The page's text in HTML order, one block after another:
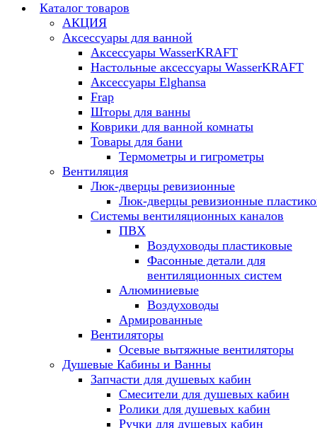
Каталог товаров
АКЦИЯ
Аксессуары для ванной
Аксессуары WasserKRAFT
Настольные аксессуары WasserKRAFT
Аксессуары Elghansa
Frap
Шторы для ванны
Коврики для ванной комнаты
Товары для бани
Термометры и гигрометры
Вентиляция
Люк-дверцы ревизионные
Люк-дверцы ревизионные
Системы вентиляционных каналов
ПВХ
Воздуховоды пластиковые
Фасонные детали для
вентиляционных систем
Алюминиевые
Воздуховоды
Армированные
Вентиляторы
Осевые вытяжные вентиляторы
Душевые Кабины и Ванны
Запчасти для душевых кабин
Смесители для душевых кабин
Ролики для душевых кабин
Ручки для душевых кабин